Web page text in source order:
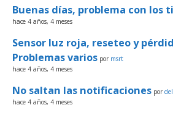
Buenas días, problema con los
hace 4 años, 4 meses
Sensor luz roja, reseteo y
Problemas varios por msrt
hace 4 años, 4 meses
No saltan las notificaciones por
hace 4 años, 4 meses